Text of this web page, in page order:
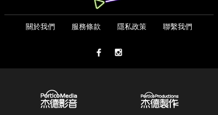
關於我們 服務條款 隱私政策 聯繫我們